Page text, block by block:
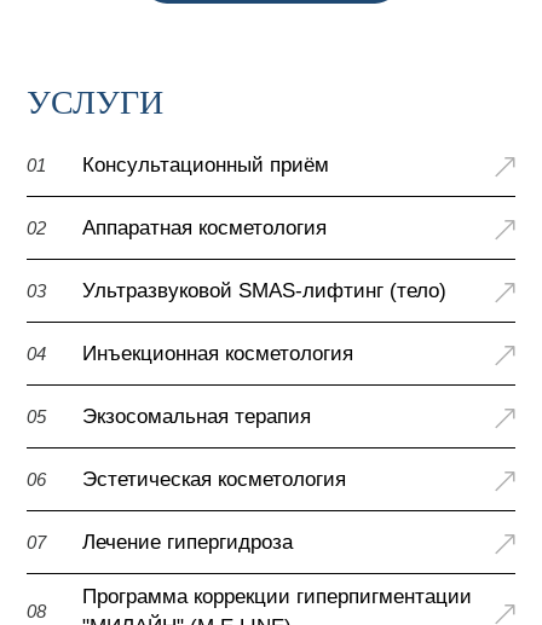
УСЛУГИ
01 Консультационный приём
02 Аппаратная косметология
03 Ультразвуковой SMAS-лифтинг (тело)
04 Инъекционная косметология
05 Экзосомальная терапия
06 Эстетическая косметология
07 Лечение гипергидроза
08
Программа коррекции гиперпигментации